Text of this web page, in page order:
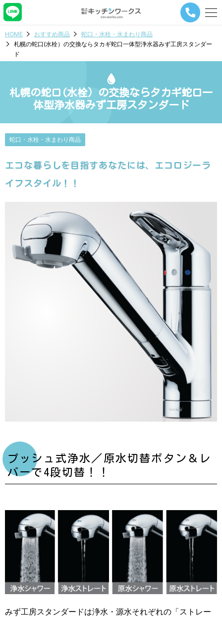
メ
ー
ビ
タ
HOME おすすめ商品
蛇口・水栓・水まわり商品
札幌の蛇口(水栓）の交換ならタカギ蛇口一体型浄水器みず工房スタンダー
ド
札幌の蛇口(水栓）の交換ならタカギ蛇口一
体型浄水器みず工房スタンダード
蛇口・水栓・水まわり商品
エコな暮らしを目指すあなたには、エコロジーラ
イフスタイル！！
プッシュ式浄水／原水切替ボタン＆レ
バーで4段切替！！
みず工房スタンダードは浄水・源水それぞれの「ストレー